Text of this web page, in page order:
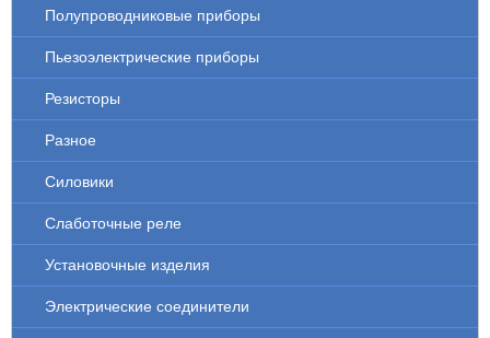
Полупроводниковые приборы
Пьезоэлектрические приборы
Резисторы
Разное
Силовики
Слаботочные реле
Установочные изделия
Электрические соединители